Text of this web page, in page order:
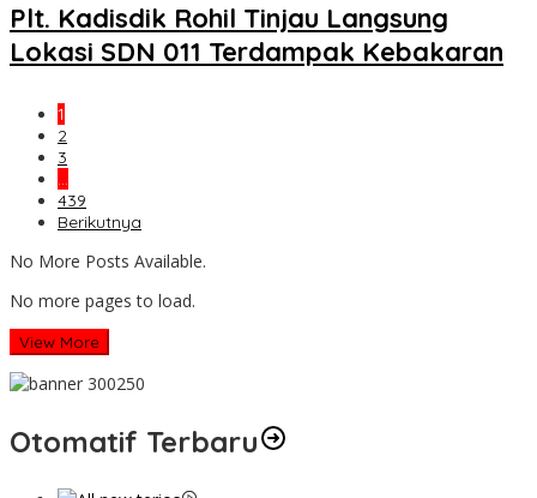
Plt. Kadisdik Rohil Tinjau Langsung
Lokasi SDN 011 Terdampak Kebakaran
1
2
3
…
439
Berikutnya
No More Posts Available.
No more pages to load.
View More
Otomatif Terbaru